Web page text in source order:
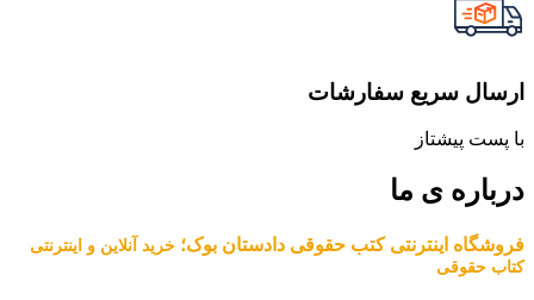
ارسال سریع سفارشات
با پست پیشتاز
درباره ی ما
فروشگاه اینترنتی کتب حقوقی دادستان بوک؛ خرید آنلاین و اینترنتی
کتاب حقوقی